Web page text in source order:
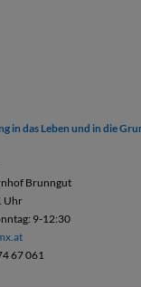
in das Leben und in die
Brunngut
Uhr
9-12:30
67 061